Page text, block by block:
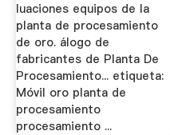
luaciones equipos de la
planta de procesamiento
de oro. álogo de
fabricantes de Planta De
Procesamiento... etiqueta:
Móvil oro planta de
procesamiento
procesamiento ...